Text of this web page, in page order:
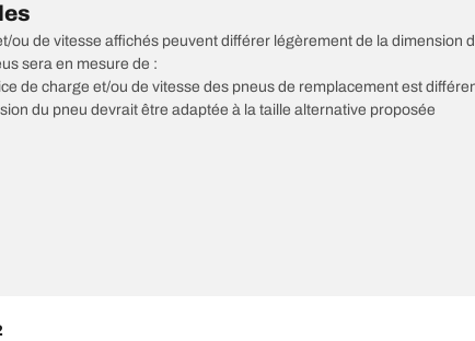
ou de vitesse affichés peuvent différer légèrement de la
sera en mesure de :
de charge et/ou de vitesse des pneus de remplacement est
du pneu devrait être adaptée à la taille alternative proposée